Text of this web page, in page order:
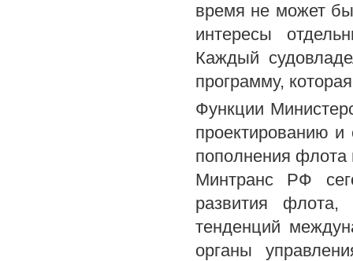
время не может
интересы
Каждый
программу,
Функции
проектированию и
пополнения флота
Минтранс РФ
развития
тенденций
органы